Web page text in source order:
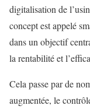
digitalisation de
concept est appelé
dans un objectif
la rentabilité et
Cela passe par de
augmentée, le